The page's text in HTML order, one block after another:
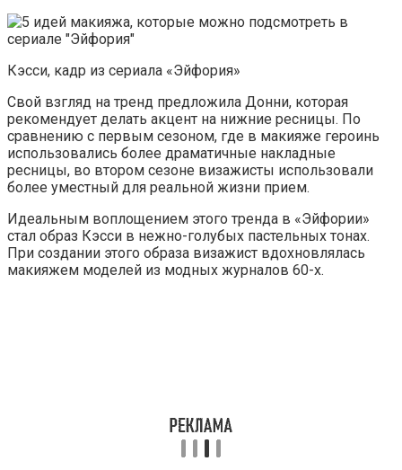
Кэсси, кадр из сериала «Эйфория»
Свой взгляд на тренд предложила Донни, которая
рекомендует делать акцент на нижние ресницы. По
сравнению с первым сезоном, где в макияже героинь
использовались более драматичные накладные
ресницы, во втором сезоне визажисты использовали
более уместный для реальной жизни прием.
Идеальным воплощением этого тренда в «Эйфории»
стал образ Кэсси в нежно-голубых пастельных тонах.
При создании этого образа визажист вдохновлялась
макияжем моделей из модных журналов 60-х.